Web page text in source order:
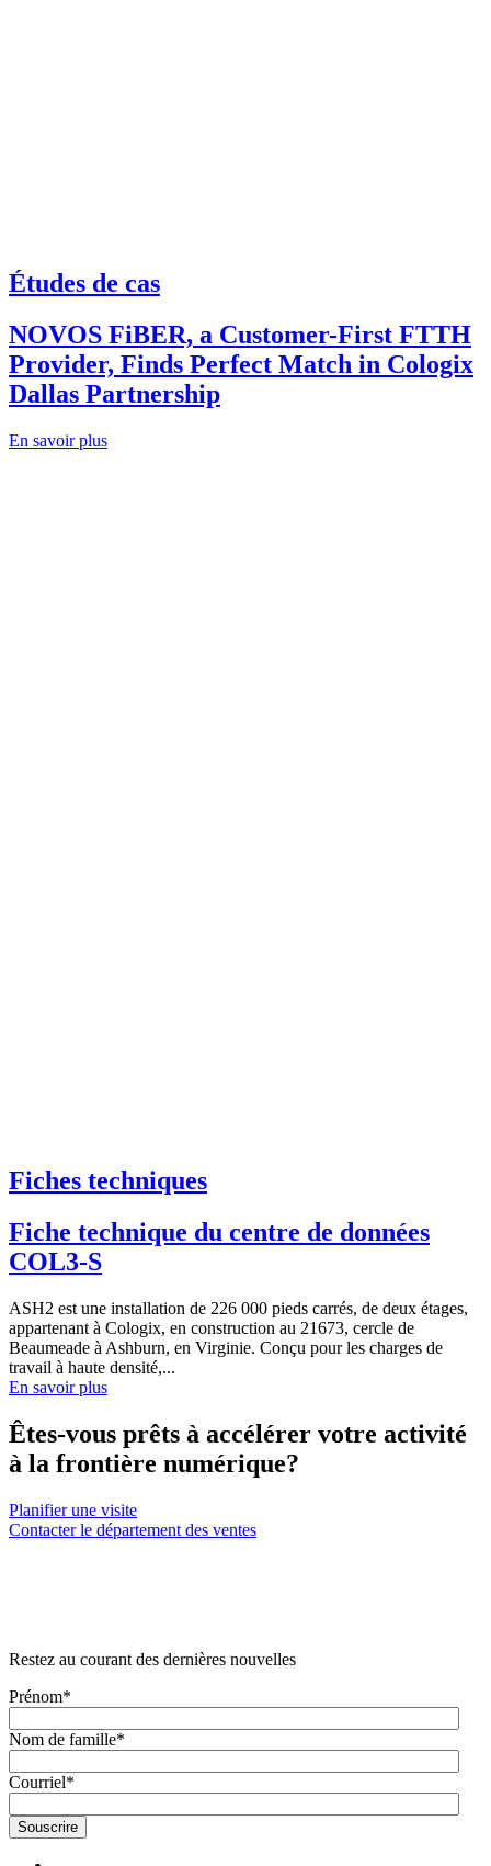
Études de cas
NOVOS FiBER, a Customer-First FTTH
Provider, Finds Perfect Match in Cologix
Dallas Partnership
En savoir plus
Fiches techniques
Fiche technique du centre de données
COL3-S
ASH2 est une installation de 226 000 pieds carrés, de deux étages,
appartenant à Cologix, en construction au 21673, cercle de
Beaumeade à Ashburn, en Virginie. Conçu pour les charges de
travail à haute densité,...
En savoir plus
Êtes-vous prêts à accélérer votre activité
à la frontière numérique?
Planifier une visite
Contacter le département des ventes
Restez au courant des dernières nouvelles
Prénom*
Nom de famille*
Courriel*